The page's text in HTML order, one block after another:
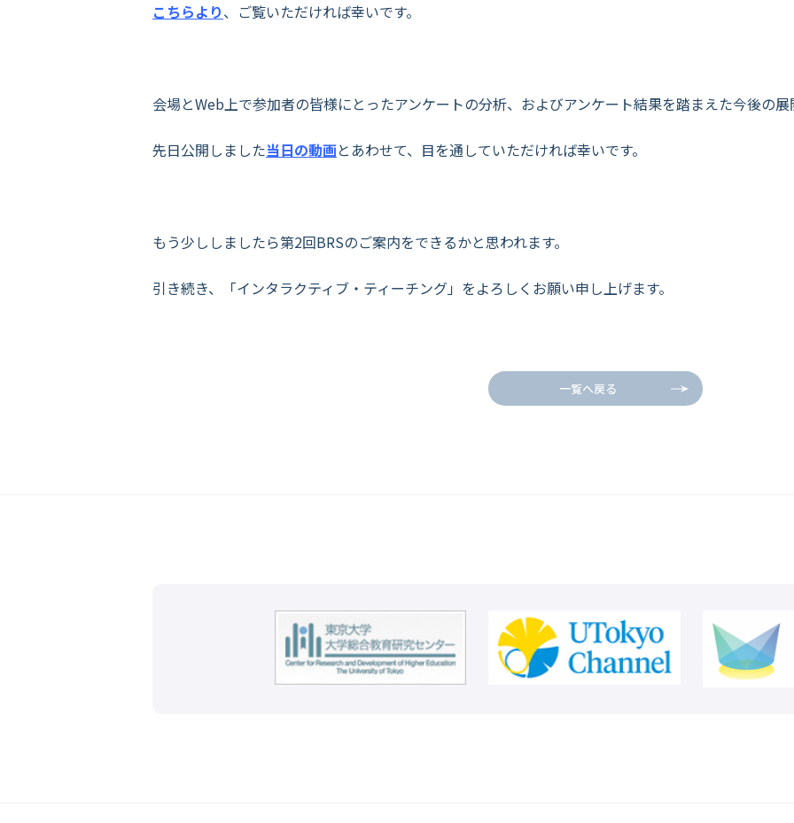
こちらより、ご覧いただければ幸いです。
会場とWeb上で参加者の皆様にとったアンケートの分析、およびアンケート結果を踏まえた今後の展
先日公開しました当日の動画とあわせて、目を通していただければ幸いです。
もう少ししましたら第2回BRSのご案内をできるかと思われます。
引き続き、「インタラクティブ・ティーチング」をよろしくお願い申し上げます。
一覧へ戻る